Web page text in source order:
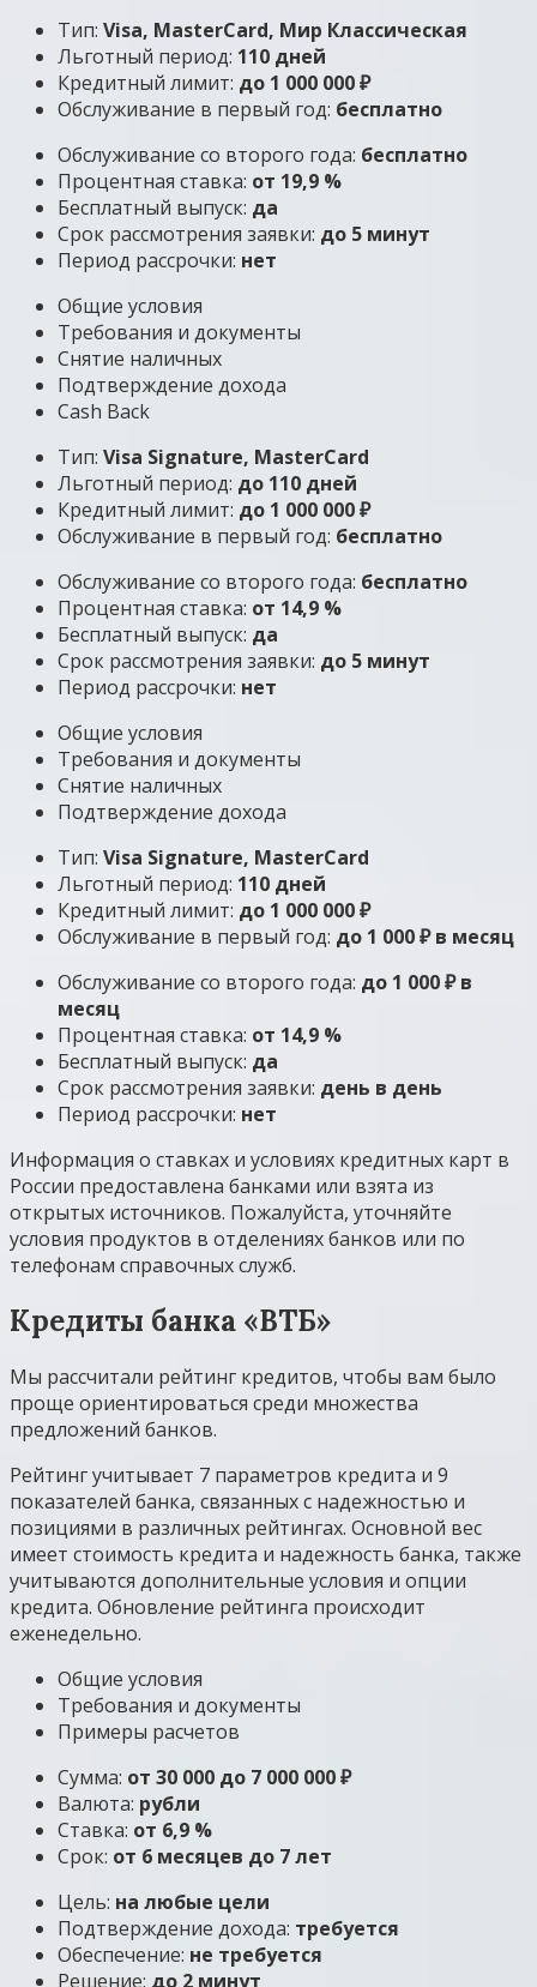
Тип: Visa, MasterСard, Мир Классическая
Льготный период: 110 дней
Кредитный лимит: до 1 000 000 ₽
Обслуживание в первый год: бесплатно
Обслуживание со второго года: бесплатно
Процентная ставка: от 19,9 %
Бесплатный выпуск: да
Срок рассмотрения заявки: до 5 минут
Период рассрочки: нет
Общие условия
Требования и документы
Снятие наличных
Подтверждение дохода
Cash Back
Тип: Visa Signature, MasterСard
Льготный период: до 110 дней
Кредитный лимит: до 1 000 000 ₽
Обслуживание в первый год: бесплатно
Обслуживание со второго года: бесплатно
Процентная ставка: от 14,9 %
Бесплатный выпуск: да
Срок рассмотрения заявки: до 5 минут
Период рассрочки: нет
Общие условия
Требования и документы
Снятие наличных
Подтверждение дохода
Тип: Visa Signature, MasterСard
Льготный период: 110 дней
Кредитный лимит: до 1 000 000 ₽
Обслуживание в первый год: до 1 000 ₽ в месяц
Обслуживание со второго года: до 1 000 ₽ в
месяц
Процентная ставка: от 14,9 %
Бесплатный выпуск: да
Срок рассмотрения заявки: день в день
Период рассрочки: нет
Информация о ставках и условиях кредитных карт в
России предоставлена банками или взята из
открытых источников. Пожалуйста, уточняйте
условия продуктов в отделениях банков или по
телефонам справочных служб.
Кредиты банка «ВТБ»
Мы рассчитали рейтинг кредитов, чтобы вам было
проще ориентироваться среди множества
предложений банков.
Рейтинг учитывает 7 параметров кредита и 9
показателей банка, связанных с надежностью и
позициями в различных рейтингах. Основной вес
имеет стоимость кредита и надежность банка, также
учитываются дополнительные условия и опции
кредита. Обновление рейтинга происходит
еженедельно.
Общие условия
Требования и документы
Примеры расчетов
Сумма: от 30 000 до 7 000 000 ₽
Валюта: рубли
Ставка: от 6,9 %
Срок: от 6 месяцев до 7 лет
Цель: на любые цели
Подтверждение дохода: требуется
Обеспечение: не требуется
Решение: до 2 минут